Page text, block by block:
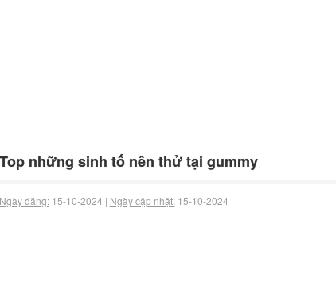
Top những sinh tố nên thử tại gummy
Ngày đăng:15-10-2024 | Ngày cập nhật:15-10-2024